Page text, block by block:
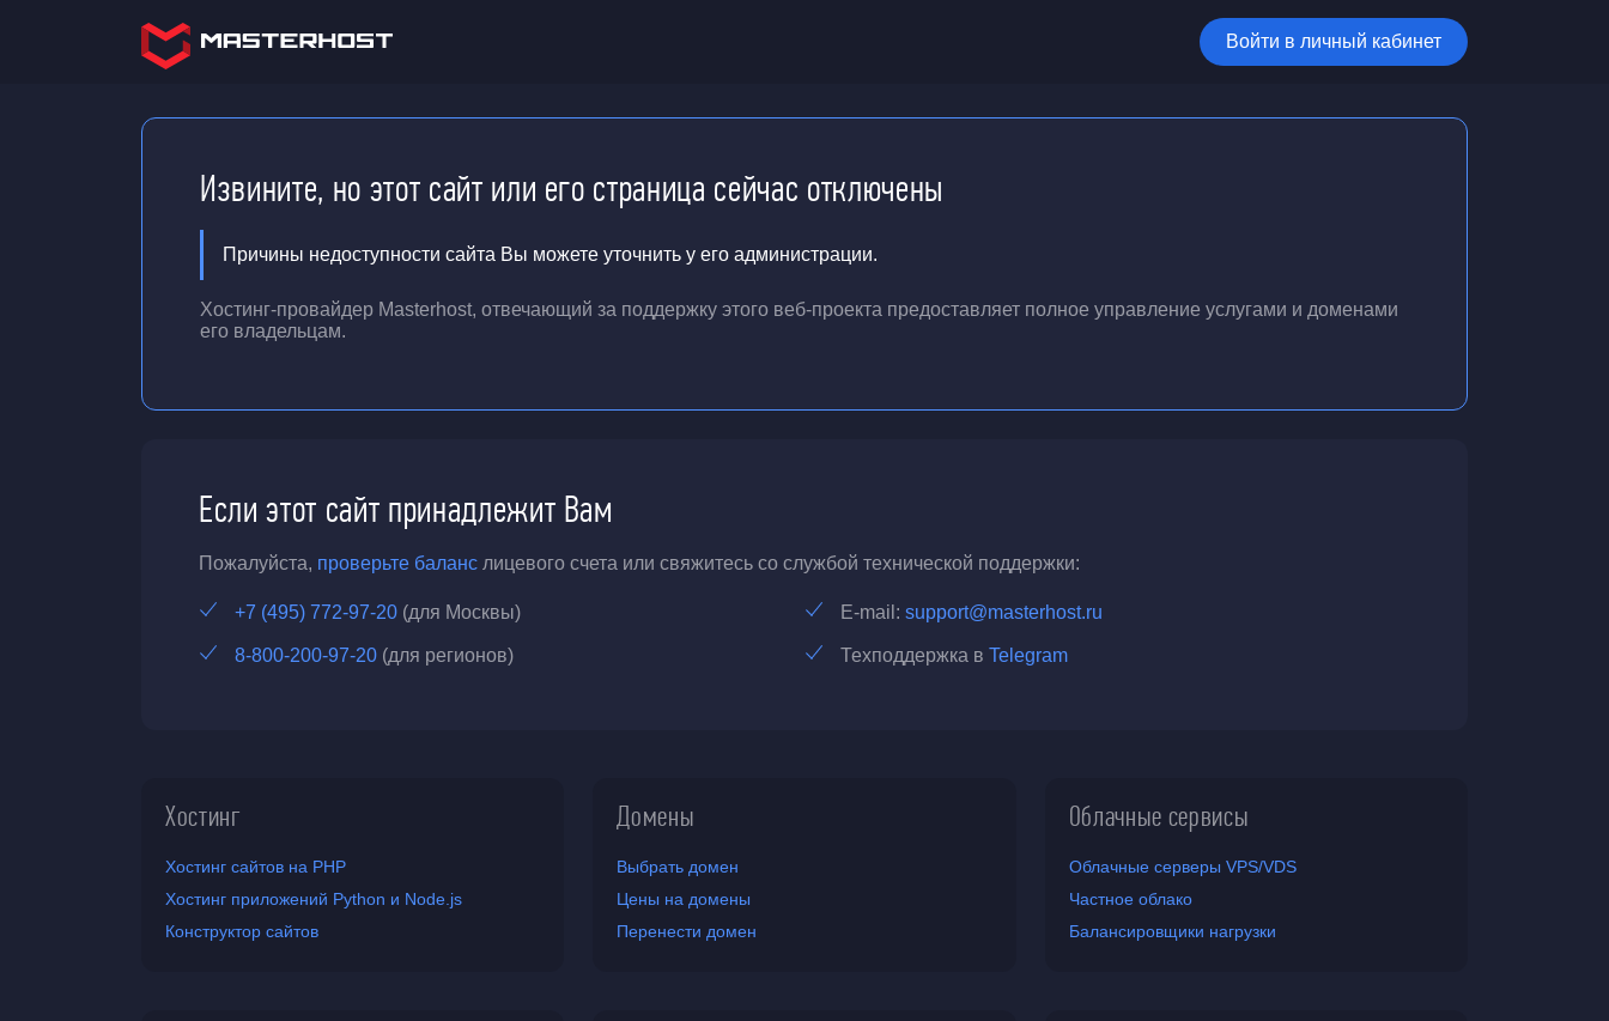
Войти в личный кабинет
Извините, но этот сайт или его страница сейчас отключены
Причины недоступности сайта Вы можете уточнить у его администрации.
Хостинг-провайдер Masterhost, отвечающий за поддержку этого веб-проекта предоставляет полное управление услугами и доменами
его владельцам.
Если этот сайт принадлежит Вам
Пожалуйста, проверьте баланс лицевого счета или свяжитесь со службой технической поддержки:
+7 (495) 772-97-20 (для Москвы)
8-800-200-97-20 (для регионов)
E-mail: support@masterhost.ru
Техподдержка в Telegram
Хостинг
Хостинг сайтов на PHP
Хостинг приложений Python и Node.js
Конструктор сайтов
Домены
Выбрать домен
Цены на домены
Перенести домен
Облачные сервисы
Облачные серверы VPS/VDS
Частное облако
Балансировщики нагрузки